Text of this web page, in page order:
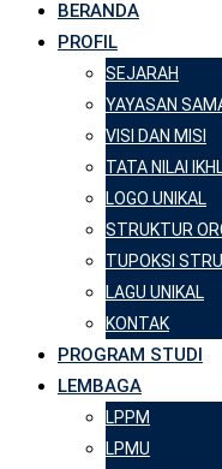
BERANDA
PROFIL
SEJARAH
YAYASAN
VISI DAN MISI
TATA NILAI
LOGO UNIKAL
STRUKTUR
TUPOKSI
LAGU UNIKAL
KONTAK
PROGRAM STUDI
LEMBAGA
LPPM
LPMU